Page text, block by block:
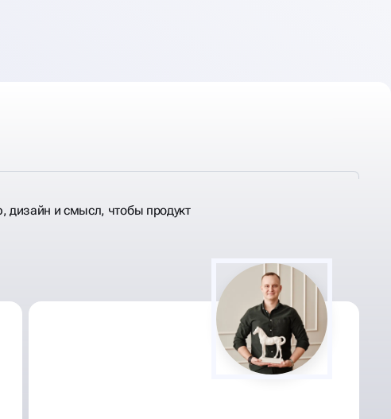
дизайн и смысл, чтобы продукт